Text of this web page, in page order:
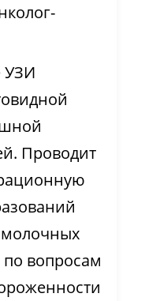
УЗИ
Проводит
по вопросам